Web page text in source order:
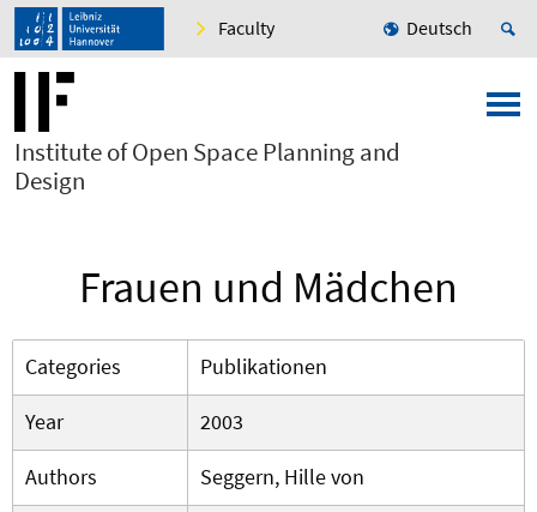
Faculty Deutsch
Institute of Open Space Planning and
Design
Frauen und Mädchen
Categories
Publikationen
Year
2003
Authors
Seggern, Hille von